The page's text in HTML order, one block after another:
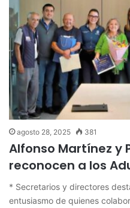
agosto 28, 2025 381
Alfonso Martínez y
reconocen a los
* Secretarios y directores
entusiasmo de quienes